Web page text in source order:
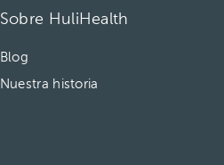
Sobre HuliHealth
Blog
Nuestra historia